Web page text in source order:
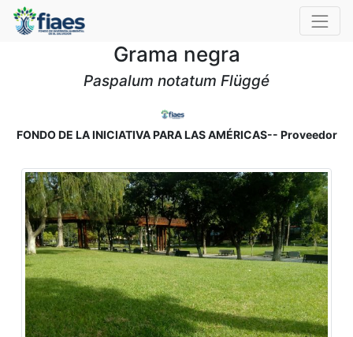
Grama negra
Paspalum notatum Flüggé
FONDO DE LA INICIATIVA PARA LAS AMÉRICAS-- Proveedor